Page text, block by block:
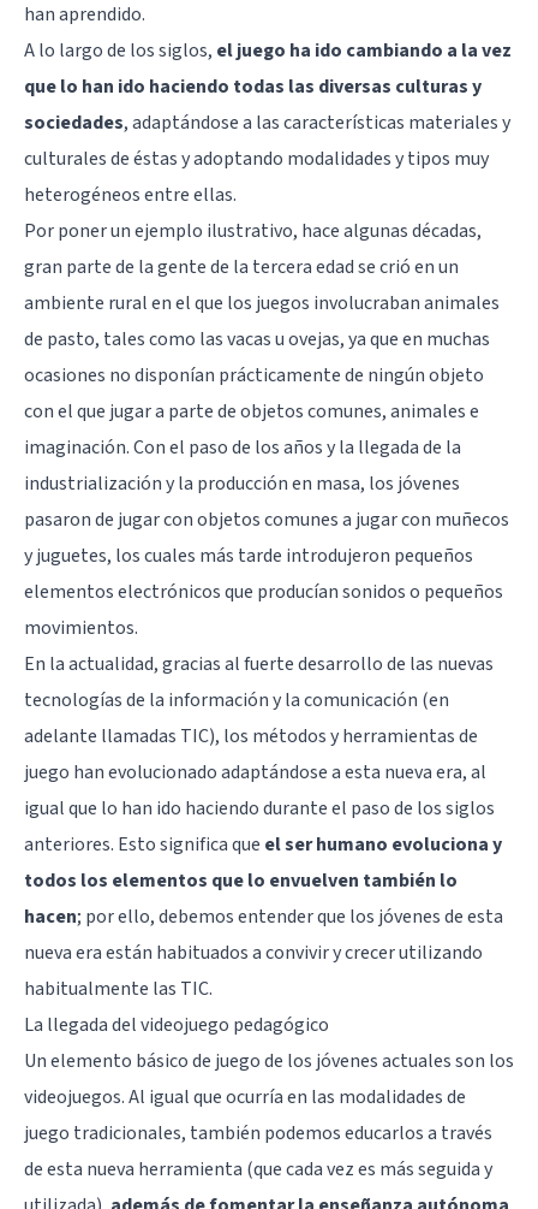
han aprendido.
A lo largo de los siglos, el juego ha ido cambiando a la vez
que lo han ido haciendo todas las diversas culturas y
sociedades, adaptándose a las características materiales y
culturales de éstas y adoptando modalidades y tipos muy
heterogéneos entre ellas.
Por poner un ejemplo ilustrativo, hace algunas décadas,
gran parte de la gente de la tercera edad se crió en un
ambiente rural en el que los juegos involucraban animales
de pasto, tales como las vacas u ovejas, ya que en muchas
ocasiones no disponían prácticamente de ningún objeto
con el que jugar a parte de objetos comunes, animales e
imaginación. Con el paso de los años y la llegada de la
industrialización y la producción en masa, los jóvenes
pasaron de jugar con objetos comunes a jugar con muñecos
y juguetes, los cuales más tarde introdujeron pequeños
elementos electrónicos que producían sonidos o pequeños
movimientos.
En la actualidad, gracias al fuerte desarrollo de las nuevas
tecnologías de la información y la comunicación (en
adelante llamadas TIC), los métodos y herramientas de
juego han evolucionado adaptándose a esta nueva era, al
igual que lo han ido haciendo durante el paso de los siglos
anteriores. Esto significa que el ser humano evoluciona y
todos los elementos que lo envuelven también lo
hacen; por ello, debemos entender que los jóvenes de esta
nueva era están habituados a convivir y crecer utilizando
habitualmente las TIC.
La llegada del videojuego pedagógico
Un elemento básico de juego de los jóvenes actuales son los
videojuegos. Al igual que ocurría en las modalidades de
juego tradicionales, también podemos educarlos a través
de esta nueva herramienta (que cada vez es más seguida y